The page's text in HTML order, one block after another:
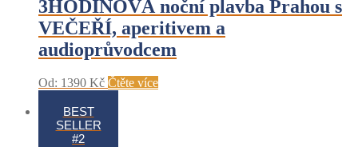
3HODINOVÁ noční plavba Prahou s
VEČEŘÍ, aperitivem a
audioprůvodcem
Od: 1390 Kč Čtěte více
BEST
SELLER
#2